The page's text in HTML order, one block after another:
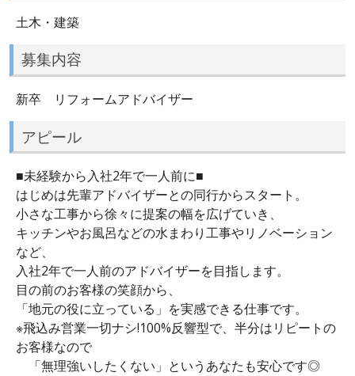
土木・建築
募集内容
新卒 リフォームアドバイザー
アピール
■未経験から入社2年で一人前に■
はじめは先輩アドバイザーとの同行からスタート。
小さな工事から徐々に提案の幅を広げていき、
キッチンやお風呂などの水まわり工事やリノベーション
など、
入社2年で一人前のアドバイザーを目指します。
目の前のお客様の笑顔から、
「地元の役に立っている」を実感できる仕事です。
※飛込み営業一切ナシ!100%反響型で、半分はリピートの
お客様なので
「無理強いしたくない」というあなたも安心です◎